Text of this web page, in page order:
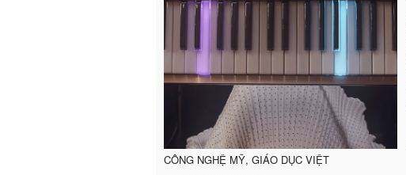
CÔNG NGHỆ MỸ, GIÁO DỤC VIỆT